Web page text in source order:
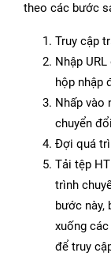
theo các bước
Truy cập
Nhập
hộp nhập
Nhấp vào
chuyển
Đợi quá
Tải tệp
trình
bước này,
xuống
để truy